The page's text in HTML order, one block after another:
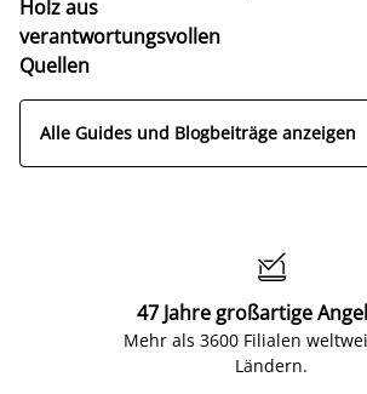
Holz aus
verantwortungsvollen
Quellen
Alle Guides und Blogbeiträge anzeigen

47 Jahre großartige
Mehr als 3600 Filialen
Ländern.